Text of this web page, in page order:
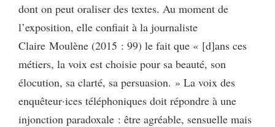
dont on peut oraliser des textes. Au moment de
l’exposition, elle confiait à la journaliste
Claire Moulène (2015 : 99) le fait que « [d]ans ces
métiers, la voix est choisie pour sa beauté, son
élocution, sa clarté, sa persuasion. » La voix des
enquêteur·ices téléphoniques doit répondre à une
injonction paradoxale : être agréable, sensuelle mais